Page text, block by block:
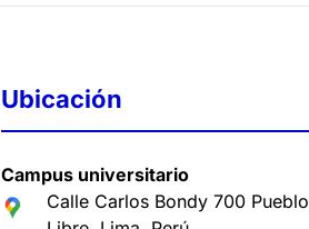
Ubicación
Campus universitario
Calle Carlos Bondy 700 Pueblo